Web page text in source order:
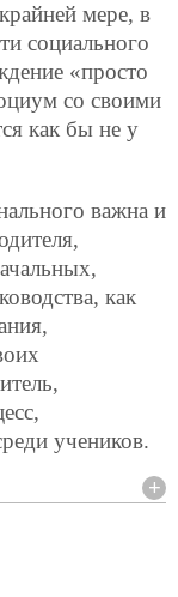
мере, в
социального
«просто
со своими
как бы не у
важна и
как
учеников.